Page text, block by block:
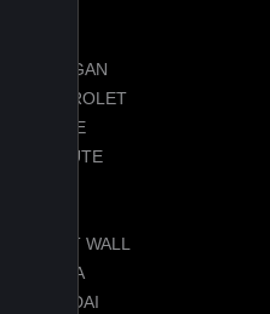
CHANGAN
CHEVROLET
DODGE
EVOLUTE
GREAT WALL
HONDA
HYUNDAI